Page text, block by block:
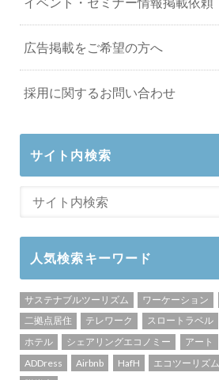
広告掲載をご希望の方へ
採用に関するお問い合わせ
サイト内検索
人気検索キーワード
サステナブルツーリズム ワーケーション
二拠点居住
テレワーク スロートラベル
ホテル
シェアリングエコノミー アート
ADDress
Airbnb HafH エコツーリズム